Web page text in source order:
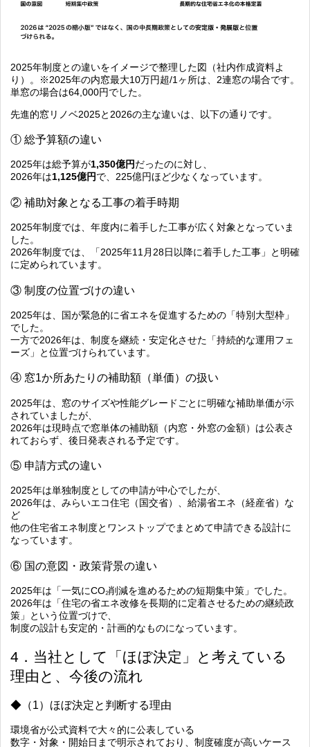
2025年制度との違いをイメージで整理した図（社内作成資料よ
り）。※2025年の内窓最大10万円超/1ヶ所は、2連窓の場合です。
単窓の場合は64,000円でした。
先進的窓リノベ2025と2026の主な違いは、以下の通りです。
① 総予算額の違い
2025年は総予算が1,350億円だったのに対し、
2026年は1,125億円で、225億円ほど少なくなっています。
② 補助対象となる工事の着手時期
2025年制度では、年度内に着手した工事が広く対象となっていま
した。
2026年制度では、
「2025年11月28日以降に着手した工事」
と明確
に定められています。
③ 制度の位置づけの違い
2025年は、国が緊急的に省エネを促進するための「特別大型枠」
でした。
一方で2026年は、制度を継続・安定化させた「持続的な運用フェ
ーズ」と位置づけられています。
④ 窓1か所あたりの補助額（単価）の扱い
2025年は、窓のサイズや性能グレードごとに明確な補助単価が示
されていましたが、
2026年は現時点で窓単体の補助額（内窓・外窓の金額）は公表さ
れておらず、後日発表される予定です。
⑤ 申請方式の違い
2025年は単独制度としての申請が中心でしたが、
2026年は、みらいエコ住宅（国交省）、給湯省エネ（経産省）な
ど
他の住宅省エネ制度とワンストップでまとめて申請できる設計に
なっています。
⑥ 国の意図・政策背景の違い
2025年は「一気にCO₂削減を進めるための短期集中策」でした。
2026年は「住宅の省エネ改修を長期的に定着させるための継続政
策」という位置づけで、
制度の設計も安定的・計画的なものになっています。
4．当社として「ほぼ決定」と考えている
理由と、今後の流れ
◆（1）ほぼ決定と判断する理由
環境省が公式資料で大々的に公表している
数字・対象・開始日まで明示されており、制度確度が高いケース